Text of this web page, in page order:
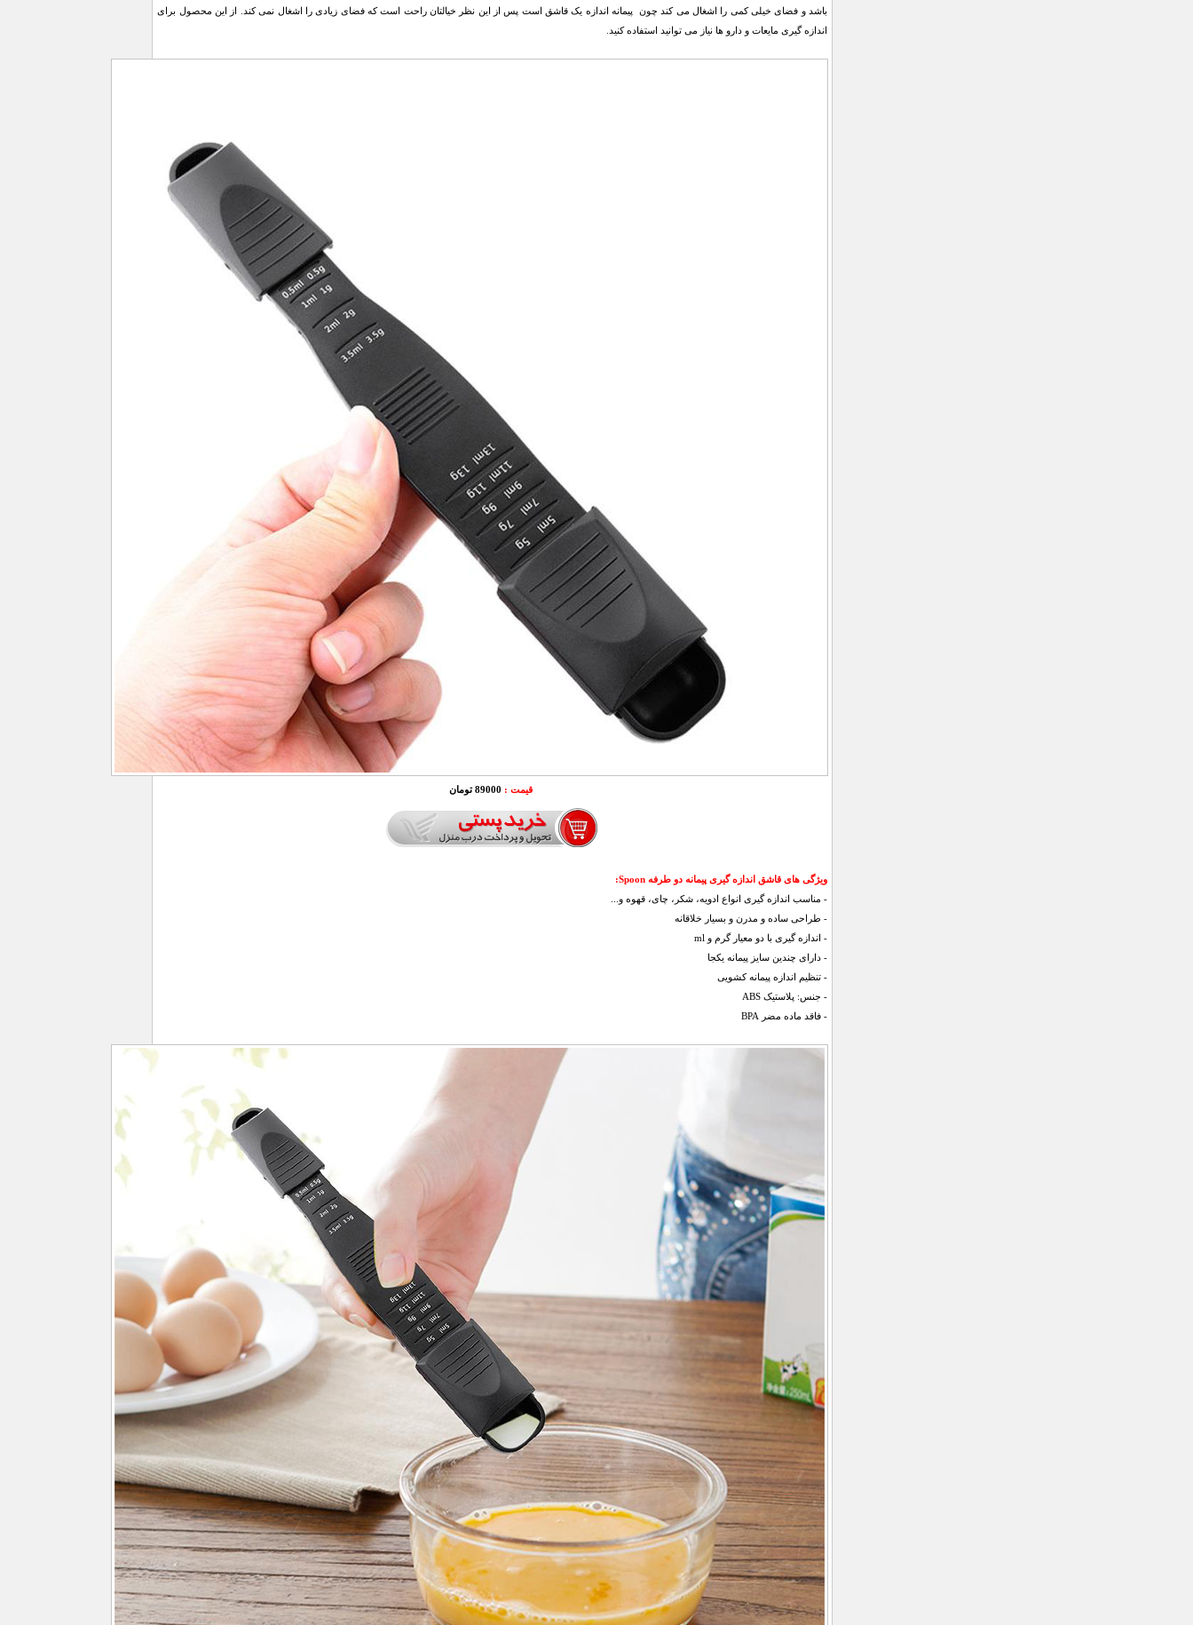
باشد و فضای خیلی کمی را اشغال می کند چون پیمانه اندازه یک قاشق است پس از این نظر خیالتان راحت است که فضای زیادی را اشغال نمی کند. از این محصول برای
اندازه گیری مایعات و دارو ها نیاز می توانید استفاده کنید.
قیمت : 89000 تومان
ویژگی های قاشق اندازه گیری پیمانه دو طرفه Spoon:
- مناسب اندازه گیری انواع ادویه، شکر، چای، قهوه و...
- طراحی ساده و مدرن و بسیار خلاقانه
- اندازه گیری با دو معیار گرم و ml
- دارای چندین سایز پیمانه یکجا
- تنظیم اندازه پیمانه کشویی
- جنس: پلاستیک ABS
-‌ فاقد ماده مضر BPA